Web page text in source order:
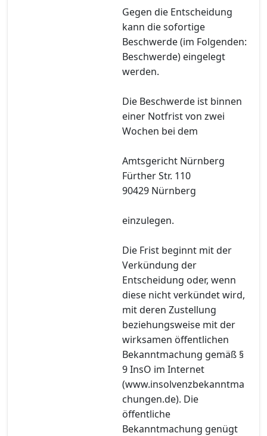
Gegen die Entscheidung
kann die sofortige
Beschwerde (im Folgenden:
Beschwerde) eingelegt
werden.
Die Beschwerde ist binnen
einer Notfrist von zwei
Wochen bei dem
Amtsgericht Nürnberg
Fürther Str. 110
90429 Nürnberg
einzulegen.
Die Frist beginnt mit der
Verkündung der
Entscheidung oder, wenn
diese nicht verkündet wird,
mit deren Zustellung
beziehungsweise mit der
wirksamen öffentlichen
Bekanntmachung gemäß §
9 InsO im Internet
(www.insolvenzbekanntma
chungen.de). Die
öffentliche
Bekanntmachung genügt